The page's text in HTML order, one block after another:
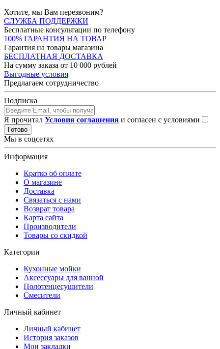
Хотите, мы Вам перезвоним?
СЛУЖБА ПОДДЕРЖКИ
Бесплатные консультации по телефону
100% ГАРАНТИЯ НА ТОВАР
Гарантия на товары магазина
БЕСПЛАТНАЯ ДОСТАВКА
На сумму заказа от 10 000 рублей
Выгодные условия
Предлагаем сотрудничество
Подписка
Я прочитал Условия соглашения и согласен с условиями
Готово
Мы в соцсетях
Информация
Кратко об оплате
О магазине
Доставка
Связаться с нами
Возврат товара
Карта сайта
Производители
Товары со скидкой
Категории
Кухонные мойки
Аксессуары для ванной
Полотенцесушители
Смесители
Личный кабинет
Личный кабинет
История заказов
Мои закладки